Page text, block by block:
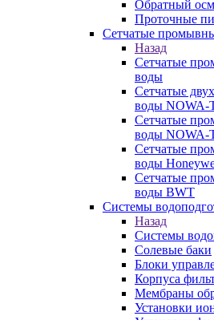
Обратный
Проточные
Сетчатые
Назад
Сетчатые
воды
Сетчатые
воды NOWA-
Сетчатые
воды NOWA-
Сетчатые
воды
Сетчатые
воды BWT
Системы
Назад
Системы
Солевые баки
Блоки
Корпуса
Мембраны
Установки